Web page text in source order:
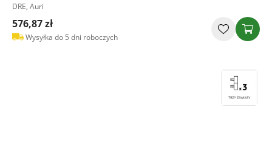
DRE, Auri
576,87 zł
Wysyłka do 5 dni roboczych